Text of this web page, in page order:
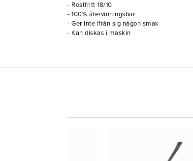
- Rostfritt 18/10
- 100% återvinningsbar
- Ger inte ifrån sig någon smak
- Kan diskas i maskin